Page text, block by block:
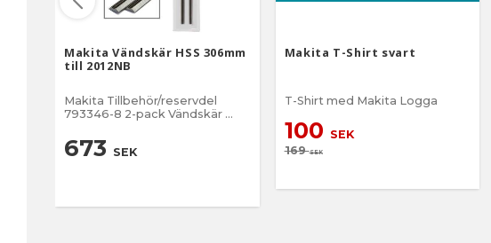
Makita Vändskär HSS 306mm
till 2012NB
Makita Tillbehör/reservdel
793346-8 2-pack Vändskär
Snabbstål Längd 306 mm Nr 74
på sprängskissen
673 SEK
Makita T-Shirt svart
T-Shirt med Makita Logga
100 SEK
169SEK